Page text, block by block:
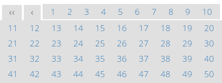
<< < 1 2 3 4 5 6 7 8 9
10
11
12 13 14 15 16 17 18 19
20
21
22 23 24 25 26 27 28 29
30
31
32 33 34 35 36 37 38 39
40
41
42 43 44 45 46 47 48 49
50